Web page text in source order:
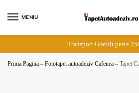
MENIU
Transport Gratuit peste
Prima Pagina – Fototapet autoadeziv Cafenea – Tapet